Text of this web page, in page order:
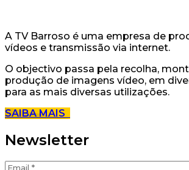
A TV Barroso é uma empresa de
vídeos e transmissão via internet.
O objectivo passa pela recolha,
produção de imagens vídeo, em
para as mais diversas utilizações.
SAIBA MAIS
Newsletter